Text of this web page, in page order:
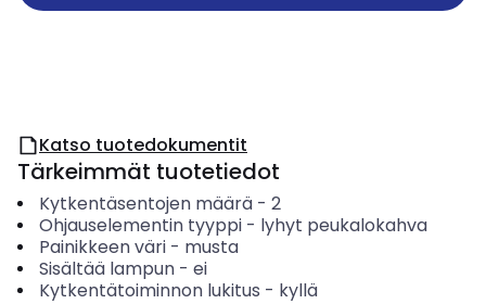
Katso tuotedokumentit
Tärkeimmät tuotetiedot
Kytkentäsentojen määrä- 2
Ohjauselementin tyyppi- lyhyt peukalokahva
Painikkeen väri- musta
Sisältää lampun- ei
Kytkentätoiminnon lukitus - kyllä